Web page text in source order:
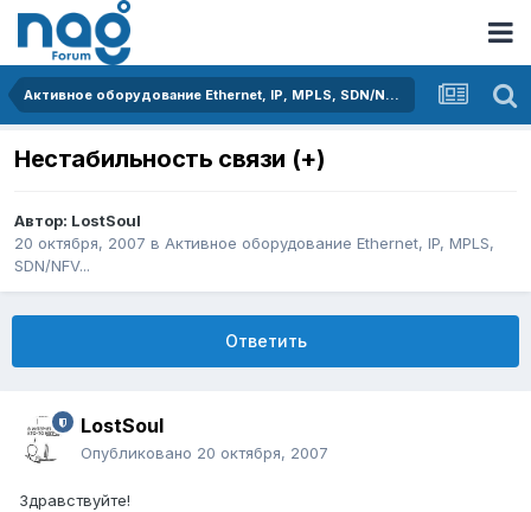
Активное оборудование Ethernet, IP, MPLS, SDN/NFV...
Нестабильность связи (+)
Автор: LostSoul
20 октября, 2007 в Активное оборудование Ethernet, IP, MPLS,
SDN/NFV...
Ответить
LostSoul
Опубликовано 20 октября, 2007
Здравствуйте!